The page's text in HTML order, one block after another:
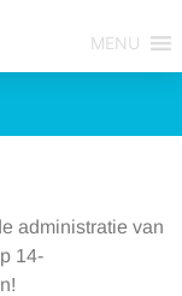
MENU
te
administratie van
14-